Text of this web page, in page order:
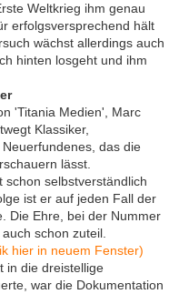
Weltkrieg ihm genau
erfolgsversprechend hält
wächst allerdings auch
hinten losgeht und ihm
'Titania Medien', Marc
Klassiker,
das die
lässt.
schon selbstverständlich
ist er auf jeden Fall der
Die Ehre, bei der Nummer
schon zuteil.
hier in neuem Fenster)
in die dreistellige
war die Dokumentation